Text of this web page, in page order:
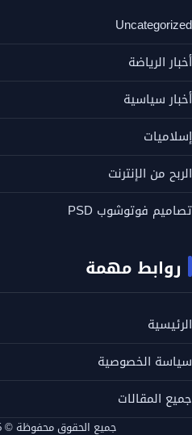
Uncategorized
أخبار الرياضة
أخبار سياسية
إسلاميات
الربح من الإنترنت
تصاميم فوتوشوب PSD
روابط مهمة
الرئيسية
سياسة الخصوصية
جميع المقالات
جميع الحقوق محفوظة © 2026 مدونة اعرف